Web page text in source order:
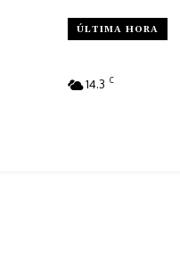
ÚLTIMA HORA
14.3 C